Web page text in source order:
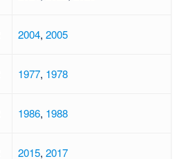
2004, 2005
1977, 1978
1986, 1988
2015, 2017